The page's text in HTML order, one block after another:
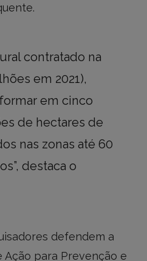
contratado na
em 2021),
em cinco
de hectares de
nas zonas até 60
destaca o
defendem a
Ação para Prevenção e